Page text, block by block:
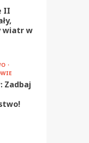
II
wiatr w
Zadbaj